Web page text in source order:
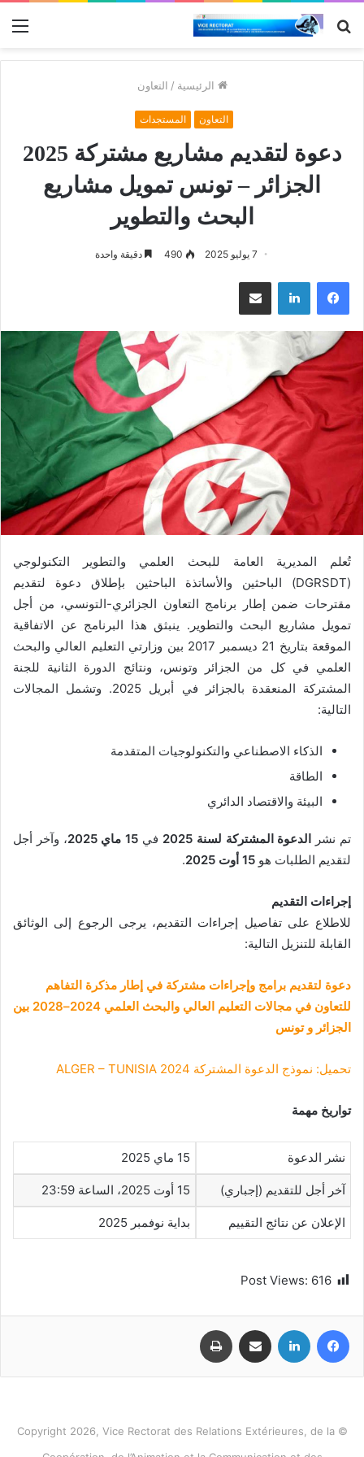
بحث
الرئيسية / التعاون
التعاون المستجدات
دعوة لتقديم مشاريع مشتركة 2025
الجزائر – تونس تمويل مشاريع
البحث والتطوير
7 يوليو 2025 490 دقيقة واحدة
فيسبوك لينكدإن مشاركة عبر البريد
تُعلم المديرية العامة للبحث العلمي والتطوير التكنولوجي
(DGRSDT) الباحثين والأساتذة الباحثين بإطلاق دعوة لتقديم
مقترحات ضمن إطار برنامج التعاون الجزائري-التونسي، من أجل
تمويل مشاريع البحث والتطوير. ينبثق هذا البرنامج عن الاتفاقية
الموقعة بتاريخ 21 ديسمبر 2017 بين وزارتي التعليم العالي والبحث
العلمي في كل من الجزائر وتونس، ونتائج الدورة الثانية للجنة
المشتركة المنعقدة بالجزائر في أبريل 2025. وتشمل المجالات
التالية:
الذكاء الاصطناعي والتكنولوجيات المتقدمة
الطاقة
البيئة والاقتصاد الدائري
تم نشر الدعوة المشتركة لسنة 2025 في 15 ماي 2025
، وآخر أجل
لتقديم الطلبات هو 15 أوت 2025 .
إجراءات التقديم
للاطلاع على تفاصيل إجراءات التقديم، يرجى الرجوع إلى الوثائق
القابلة للتنزيل التالية:
دعوة لتقديم برامج وإجراءات مشتركة في إطار مذكرة التفاهم
للتعاون في مجالات التعليم العالي والبحث العلمي 2024–2028 بين
الجزائر و تونس
تحميل: نموذج الدعوة المشتركة ALGER – TUNISIA 2024
تواريخ مهمة
نشر الدعوة 15 ماي 2025
آخر أجل للتقديم (إجباري) 15 أوت 2025، الساعة 23:59
الإعلان عن نتائج التقييم بداية نوفمبر 2025
Post Views: 616
فيسبوك لينكدإن مشاركة عبر البريد
© Copyright 2026, Vice Rectorat des Relations Extérieures, de la